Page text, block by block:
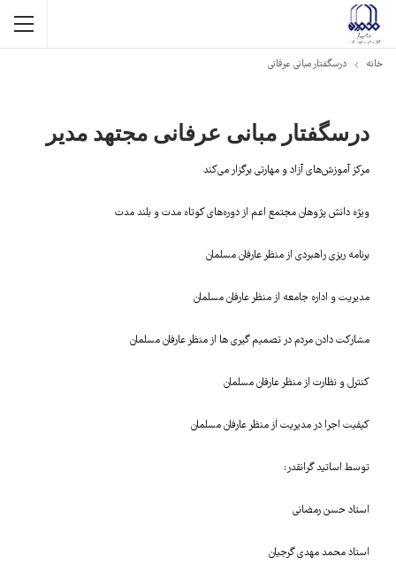
خانه درسگفتار مبانی عرفانی
درسگفتار مبانی عرفانی مجتهد مدیر
مرکز آموزش‌های آزاد و مهارتی برگزار می‌کند
ویژه دانش پژوهان مجتمع اعم از دوره‌های کوتاه مدت و بلند مدت
برنامه ریزی راهبردی از منظر عارفان مسلمان
مدیریت و اداره جامعه از منظر عارفان مسلمان
مشارکت دادن مردم در تصمیم گیری ها از منظر عارفان مسلمان
کنترل و نظارت از منظر عارفان مسلمان
کیفیت اجرا در مدیریت از منظر عارفان مسلمان
توسط اساتید گرانقدر:
استاد حسن رمضانی
استاد محمد مهدی گرجیان